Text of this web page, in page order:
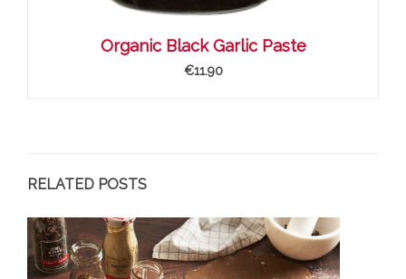
Organic Black Garlic Paste
€11.90
RELATED POSTS